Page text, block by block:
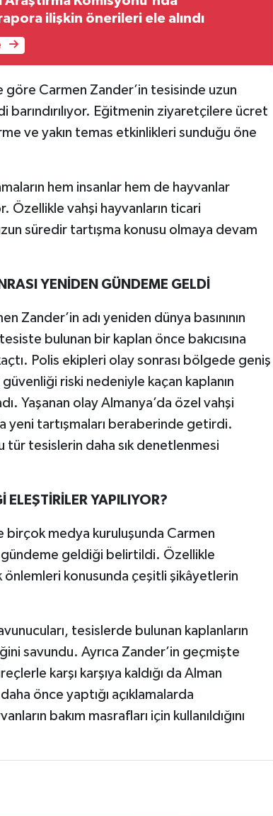
ilişkin önerileri ele alındı
göre Carmen Zander’in tesisinde uzun
barındırılıyor. Eğitmenin ziyaretçilere ücret
ve yakın temas etkinlikleri sunduğu öne
hem insanlar hem de hayvanlar
Özellikle vahşi hayvanların ticari
süredir tartışma konusu olmaya devam
YENİDEN GÜNDEME GELDİ
Zander’in adı yeniden dünya basınının
bulunan bir kaplan önce bakıcısına
Polis ekipleri olay sonrası bölgede geniş
riski nedeniyle kaçan kaplanın
Yaşanan olay Almanya’da özel vahşi
yeni tartışmaları beraberinde getirdi.
tür tesislerin daha sık denetlenmesi
YAPILIYOR?
medya kuruluşunda Carmen
geldiği belirtildi. Özellikle
önlemleri konusunda çeşitli şikâyetlerin
tesislerde bulunan kaplanların
savundu. Ayrıca Zander’in geçmişte
karşı karşıya kaldığı da Alman
önce yaptığı açıklamalarda
bakım masrafları için kullanıldığını